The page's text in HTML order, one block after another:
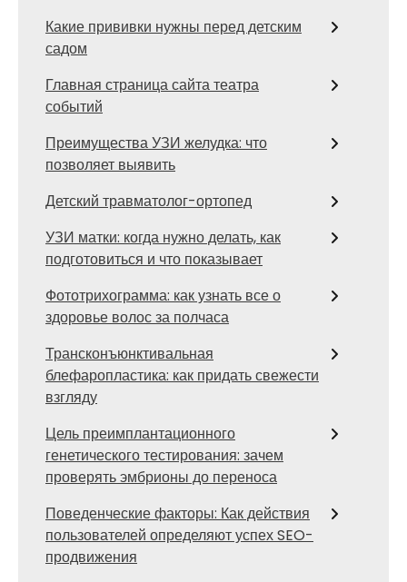
Какие прививки нужны перед детским
садом
Главная страница сайта театра
событий
Преимущества УЗИ желудка: что
позволяет выявить
Детский травматолог-ортопед
УЗИ матки: когда нужно делать, как
подготовиться и что показывает
Фототрихограмма: как узнать все о
здоровье волос за полчаса
Трансконъюнктивальная
блефаропластика: как придать свежести
взгляду
Цель преимплантационного
генетического тестирования: зачем
проверять эмбрионы до переноса
Поведенческие факторы: Как действия
пользователей определяют успех SEO-
продвижения